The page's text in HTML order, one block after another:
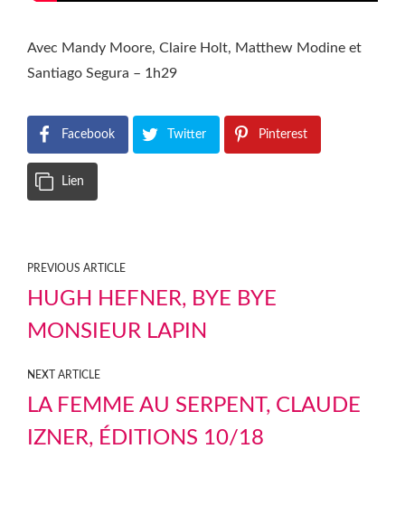
Avec Mandy Moore, Claire Holt, Matthew Modine et
Santiago Segura – 1h29
Facebook Twitter Pinterest
Lien
PREVIOUS ARTICLE
HUGH HEFNER, BYE BYE
MONSIEUR LAPIN
NEXT ARTICLE
LA FEMME AU SERPENT, CLAUDE
IZNER, ÉDITIONS 10/18